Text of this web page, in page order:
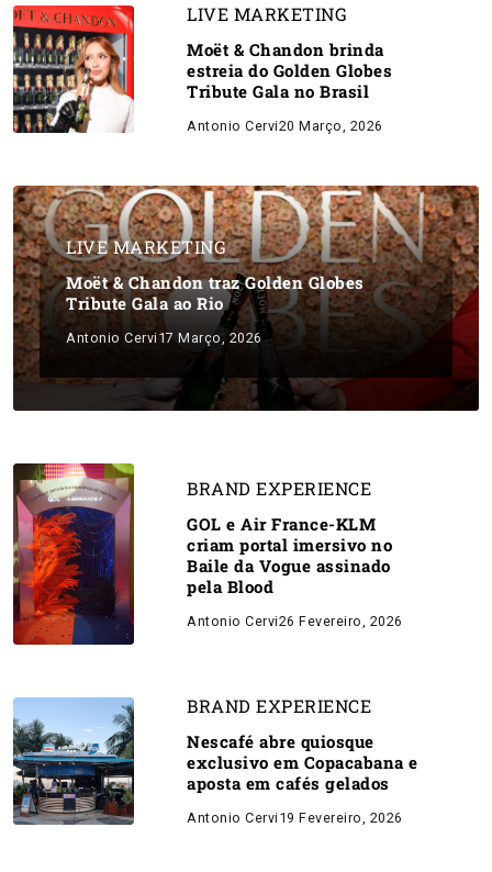
LIVE MARKETING
Moët & Chandon brinda
estreia do Golden Globes
Tribute Gala no Brasil
Antonio Cervi20 Março, 2026
LIVE MARKETING
Moët & Chandon traz Golden Globes
Tribute Gala ao Rio
Antonio Cervi 17 Março, 2026
BRAND EXPERIENCE
GOL e Air France-KLM
criam portal imersivo no
Baile da Vogue assinado
pela Blood
Antonio Cervi26 Fevereiro, 2026
BRAND EXPERIENCE
Nescafé abre quiosque
exclusivo em Copacabana e
aposta em cafés gelados
Antonio Cervi 19 Fevereiro, 2026